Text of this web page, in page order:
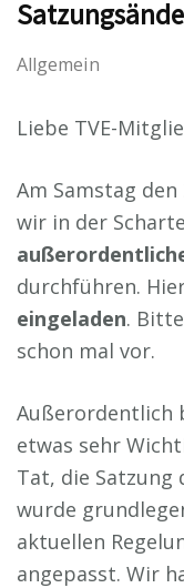
Allgemein
Liebe TVE-
Am Samstag den
wir in der
durchführen.
eingeladen.
schon mal vor.
Außerordentlich
etwas sehr
Tat, die Satzung
wurde
aktuellen
angepasst. Wir